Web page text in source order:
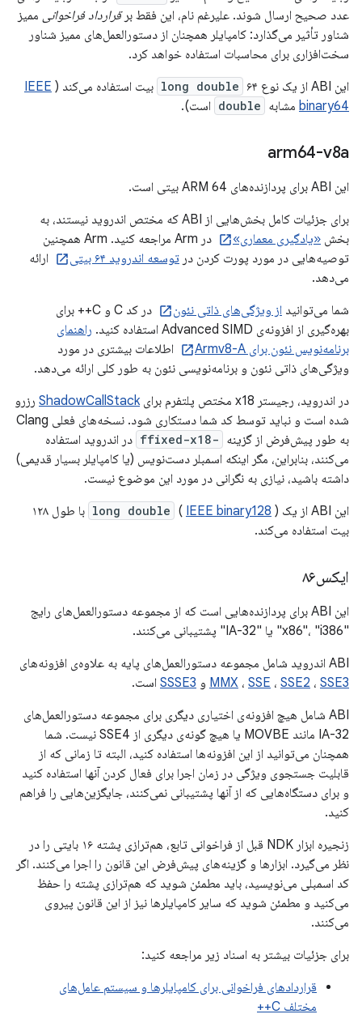
عدد صحیح ارسال شوند. علیرغم نام، این فقط برقرارداد فراخوانی ممیز
شناور تأثیر می‌گذارد: کامپایلر همچنان از دستورالعمل‌های ممیز شناور
سخت‌افزاری برای محاسبات استفاده خواهد کرد.
این ABI از یک نوع
long double ۶۴ بیت استفاده می‌کند (
IEEE
binary64 مشابه double است).
arm64-v8a
این ABI برای پردازنده‌های ARM 64 بیتی است.
برای جزئیات کامل بخش‌هایی از ABI که مختص اندروید نیستند، به
بخش «یادگیری معماری»
در Arm مراجعه کنید. Arm همچنین
توصیه‌هایی در مورد پورت کردن در توسعه اندروید ۶۴ بیتی
ارائه
می‌دهد.
شما می‌توانید از ویژگی‌های ذاتی نئون
در کد C و C++ برای
بهره‌گیری از افزونه‌ی Advanced SIMD استفاده کنید.
راهنمای
برنامه‌نویس نئون برای Armv8-A
اطلاعات بیشتری در مورد
ویژگی‌های ذاتی نئون و برنامه‌نویسی نئون به طور کلی ارائه می‌دهد.
در اندروید، رجیستر x18 مختص پلتفرم برای
ShadowCallStack رزرو
شده است و نباید توسط کد شما دستکاری شود. نسخه‌های فعلی Clang
به طور پیش‌فرض از گزینه -ffixed-x18
در اندروید استفاده
می‌کنند، بنابراین، مگر اینکه اسمبلر دست‌نویس (یا کامپایلر بسیار قدیمی)
داشته باشید، نیازی به نگرانی در مورد این موضوع نیست.
این ABI از یک
long double ( IEEE binary128
) با طول ۱۲۸
بیت استفاده می‌کند.
ایکس۸۶
این ABI برای پردازنده‌هایی است که از مجموعه دستورالعمل‌های رایج
"x86"، "i386" یا "IA-32" پشتیبانی می‌کنند.
ABI اندروید شامل مجموعه دستورالعمل‌های پایه به علاوه‌ی افزونه‌های
MMX ، SSE ، SSE2 ، SSE3 و SSSE3 است.
ABI شامل هیچ افزونه‌ی اختیاری دیگری برای مجموعه دستورالعمل‌های
IA-32 مانند MOVBE یا هیچ گونه‌ی دیگری از SSE4 نیست. شما
همچنان می‌توانید از این افزونه‌ها استفاده کنید، البته تا زمانی که از
قابلیت جستجوی ویژگی در زمان اجرا برای فعال کردن آنها استفاده کنید
و برای دستگاه‌هایی که از آنها پشتیبانی نمی‌کنند، جایگزین‌هایی را فراهم
کنید.
زنجیره ابزار NDK قبل از فراخوانی تابع، هم‌ترازی پشته ۱۶ بایتی را در
نظر می‌گیرد. ابزارها و گزینه‌های پیش‌فرض این قانون را اجرا می‌کنند. اگر
کد اسمبلی می‌نویسید، باید مطمئن شوید که هم‌ترازی پشته را حفظ
می‌کنید و مطمئن شوید که سایر کامپایلرها نیز از این قانون پیروی
می‌کنند.
برای جزئیات بیشتر به اسناد زیر مراجعه کنید:
قراردادهای فراخوانی برای کامپایلرها و سیستم عامل‌های
مختلف C++